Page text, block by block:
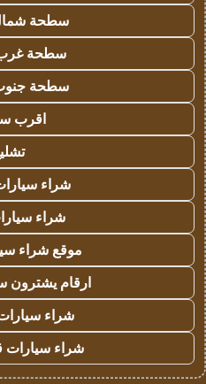
سطحة
سطحة غرب
سطحة
اقرب
شراء
شراء
موقع شراء
ارقام يشترون
شراء
شراء سيارات